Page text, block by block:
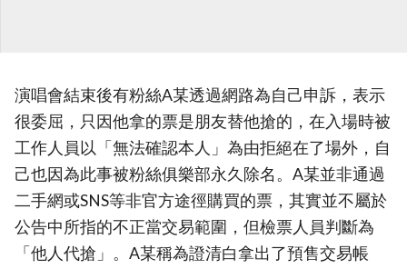
演唱會結束後有粉絲A某透過網路為自己申訴，表示
很委屈，只因他拿的票是朋友替他搶的，在入場時被
工作人員以「無法確認本人」為由拒絕在了場外，自
己也因為此事被粉絲俱樂部永久除名。A某並非通過
二手網或SNS等非官方途徑購買的票，其實並不屬於
公告中所指的不正當交易範圍，但檢票人員判斷為
「他人代搶」。A某稱為證清白拿出了預售交易帳